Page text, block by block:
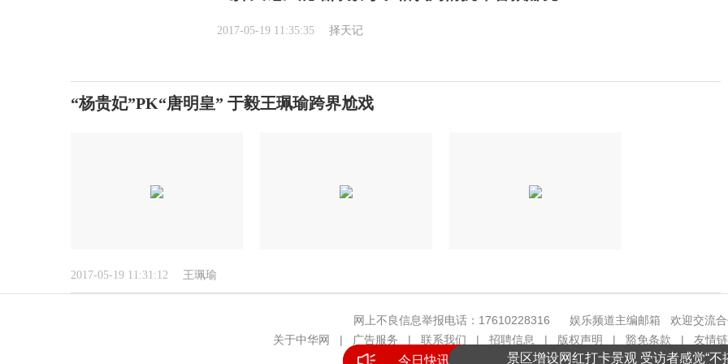
2017-05-19 11:35:35 择天记
“杨贵妃”PK“唐明皇” 于毅王珮瑜跨界尬戏
2017-05-19 11:31:12 王珮瑜
网上不良信息举报电话：17610228316 娱乐频道主编邮箱
欢迎交流
关于中华网
| 广告服务 | 联系我们 | 招聘信息 | 版权声明 | 豁免条款 | 友情
京ICP备18035944号-2 @版权所有 中华网
今日快讯
提高警惕！绷紧暑期护娃安全这根弦
景区增设网红打卡景观 受访者感觉“不
也门胡塞武装称一天内袭击两艘沙特